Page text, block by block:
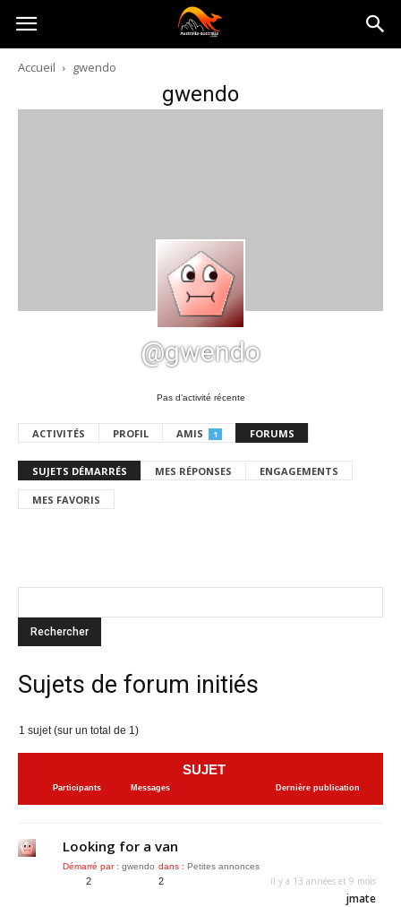
Australia-
australie.com
Accueil gwendo
gwendo
@gwendo
Pas d’activité récente
ACTIVITÉS PROFIL AMIS 1 FORUMS
SUJETS DÉMARRÉS MES RÉPONSES ENGAGEMENTS
MES FAVORIS
Sujets de forum initiés
1 sujet (sur un total de 1)
SUJET
Participants Messages Dernière publication
Looking for a van
Démarré par : gwendo dans : Petites annonces
2 2 il y a 13 années et 9 mois
jmate